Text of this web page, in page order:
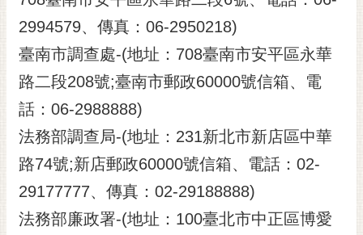
2994579、傳真：06-2950218)
臺南市調查處-(地址：708臺南市安平區永華
路二段208號;臺南市郵政60000號信箱、電
話：06-2988888)
法務部調查局-(地址：231新北市新店區中華
路74號;新店郵政60000號信箱、電話：02-
29177777、傳真：02-29188888)
法務部廉政署-(地址：100臺北市中正區博愛